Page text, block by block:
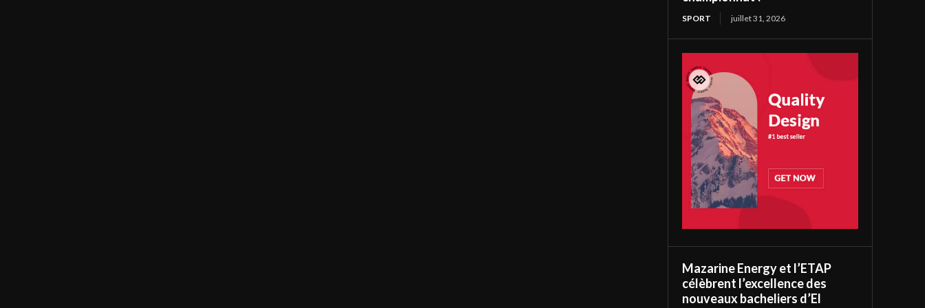
SPORT juillet 31, 2026
Mazarine Energy et l’ETAP
célèbrent l’excellence des
nouveaux bacheliers d’El